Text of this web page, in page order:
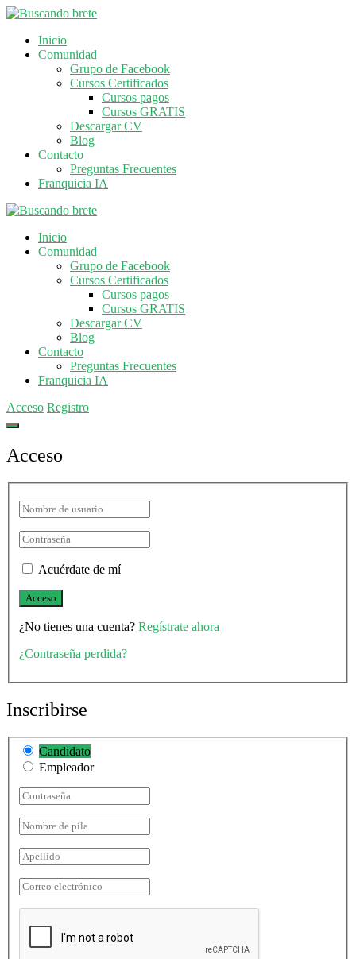
Inicio
Comunidad
Grupo de Facebook
Cursos Certificados
Cursos pagos
Cursos GRATIS
Descargar CV
Blog
Contacto
Preguntas Frecuentes
Franquicia IA
Inicio
Comunidad
Grupo de Facebook
Cursos Certificados
Cursos pagos
Cursos GRATIS
Descargar CV
Blog
Contacto
Preguntas Frecuentes
Franquicia IA
Acceso Registro
Acceso
Acuérdate de mí
¿No tienes una cuenta? Regístrate ahora
¿Contraseña perdida?
Inscribirse
Candidato
Empleador